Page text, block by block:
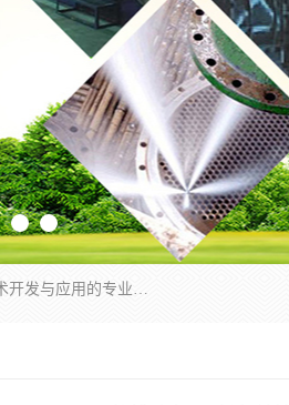
武汉洁利友环境技术有限公司是从事工业民用设备清洗、水处理、金属防腐蚀技术开发与应用的专业化公司。公司经过十余年发展积累了丰富的清洗经验，服务过的客户达到500余家，清洗的各类工业设备共计3000余台。